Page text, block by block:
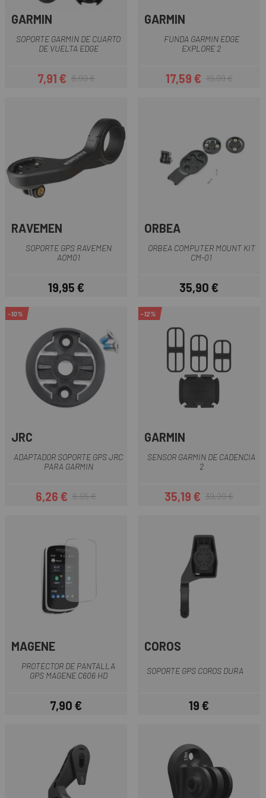
GARMIN
SOPORTE GARMIN DE CUARTO
DE VUELTA EDGE
Precio
7,91 €Precio regular
8,99 €
GARMIN
FUNDA GARMIN EDGE
EXPLORE 2
Precio
17,59 €Precio regular
19,99 €
RAVEMEN
SOPORTE GPS RAVEMEN
AOM01
Precio
19,95 €
ORBEA
ORBEA COMPUTER MOUNT KIT
CM-01
Precio
35,90 €
-10%
JRC
ADAPTADOR SOPORTE GPS JRC
PARA GARMIN
Precio
6,26 €Precio regular
6,95 €
-12%
GARMIN
SENSOR GARMIN DE CADENCIA
2
Precio
35,19 €Precio regular
39,99 €
MAGENE
PROTECTOR DE PANTALLA
GPS MAGENE C606 HD
Precio
7,90 €
COROS
SOPORTE GPS COROS DURA
Precio
19 €